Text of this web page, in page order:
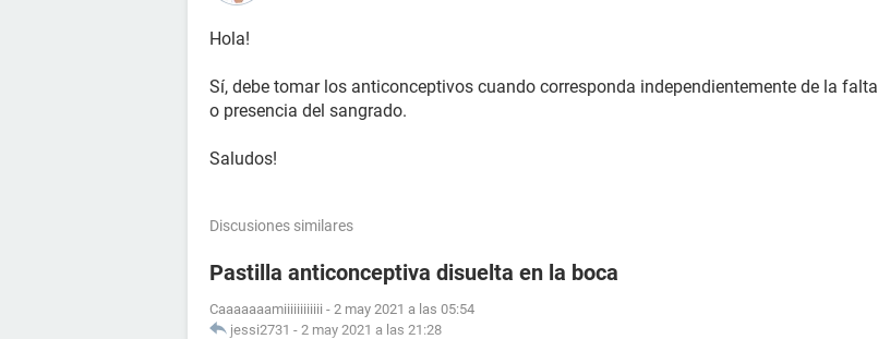
Hola!
Sí, debe tomar los anticonceptivos cuando corresponda independientemente de la falta
o presencia del sangrado.
Saludos!
Discusiones similares
Pastilla anticonceptiva disuelta en la boca
Caaaaaaamiiiiiiiiiiii - 2 may 2021 a las 05:54
jessi2731 - 2 may 2021 a las 21:28